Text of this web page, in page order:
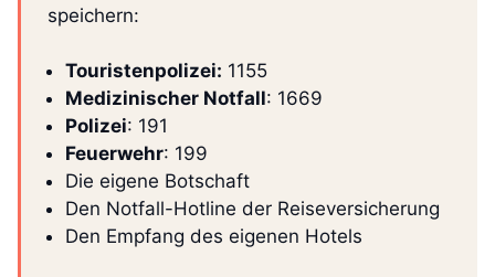
speichern:
Touristenpolizei: 1155
Medizinischer Notfall: 1669
Polizei: 191
Feuerwehr: 199
Die eigene Botschaft
Den Notfall-Hotline der Reiseversicherung
Den Empfang des eigenen Hotels